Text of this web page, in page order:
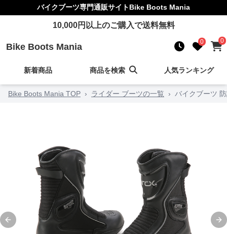
バイクブーツ専門通販サイトBike Boots Mania
10,000円以上のご購入で送料無料
Bike Boots Mania 0 0
新着商品 商品を検索 人気ランキング
Bike Boots Mania TOP › ライダー ブーツの一覧 › バイクブーツ
Previous slide